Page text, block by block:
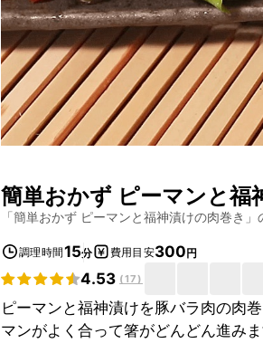
簡単おかず ピーマンと福
「簡単おかず ピーマンと福神漬けの肉巻き
調理時間15分 費用目安300円
4.53 (17)
ピーマンと福神漬けを豚バラ肉の肉
マンがよく合って箸がどんどん進み